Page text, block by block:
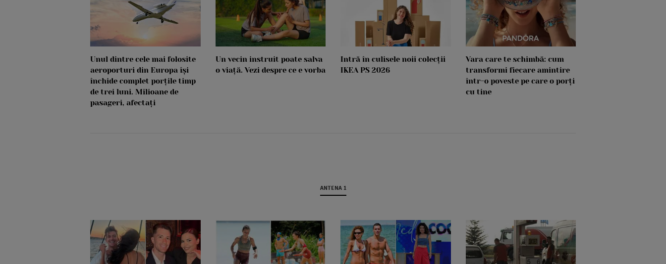
Unul dintre cele mai folosite
aeroporturi din Europa își
închide complet porțile timp
de trei luni. Milioane de
pasageri, afectați
Un vecin instruit poate salva
o viață. Vezi despre ce e vorba
Intră în culisele noii colecții
IKEA PS 2026
Vara care te schimbă: cum
transformi fiecare amintire
într-o poveste pe care o porți
cu tine
ANTENA 1